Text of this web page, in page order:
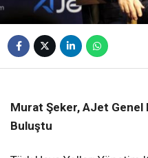
Murat Şeker, AJet Genel
Buluştu